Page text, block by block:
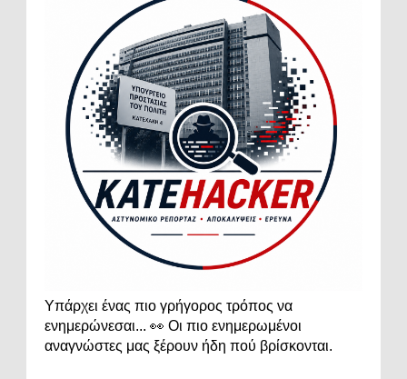
Υπάρχει ένας πιο γρήγορος τρόπος να
ενημερώνεσαι... 👀 Οι πιο ενημερωμένοι
αναγνώστες μας ξέρουν ήδη πού βρίσκονται.